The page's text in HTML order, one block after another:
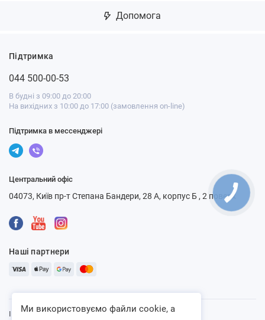
Допомога
Підтримка
044 500-00-53
В будні з 09:00 до 20:00
На вихідних з 10:00 до 17:00 (замовлення on-line)
Підтримка в мессенджері
Центральний офіс
04073, Київ пр-т Степана Бандери, 28 А, корпус Б , 2 поверх
Наші партнери
Інтернет-магазин «Ventbazar», 2013 - 2026
Ми використовуємо файли cookie, а